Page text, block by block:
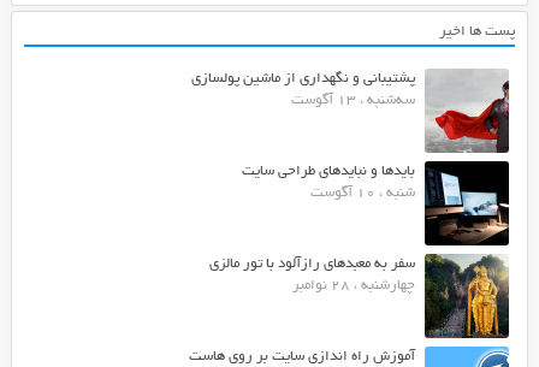
پست ها اخیر
پشتیبانی و نگهداری از ماشین پولسازی
سه‌شنبه ، 13 آگوست
بایدها و نبایدهای طراحی سایت
شنبه ، 10 آگوست
سفر به معبدهای رازآلود با تور مالزی
چهارشنبه ، 28 نوامبر
آموزش راه اندازی سایت بر روی هاست